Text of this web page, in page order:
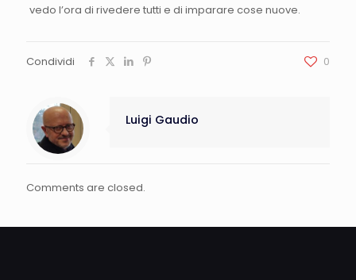
vedo l’ora di rivedere tutti e di imparare cose nuove.
Condividi 0
Luigi Gaudio
Comments are closed.